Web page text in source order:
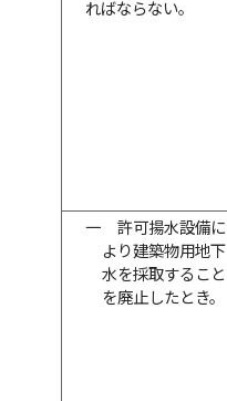
ればならない。
一
許可揚水設備に
より建築物用地下
水を採取すること
を廃止したとき。